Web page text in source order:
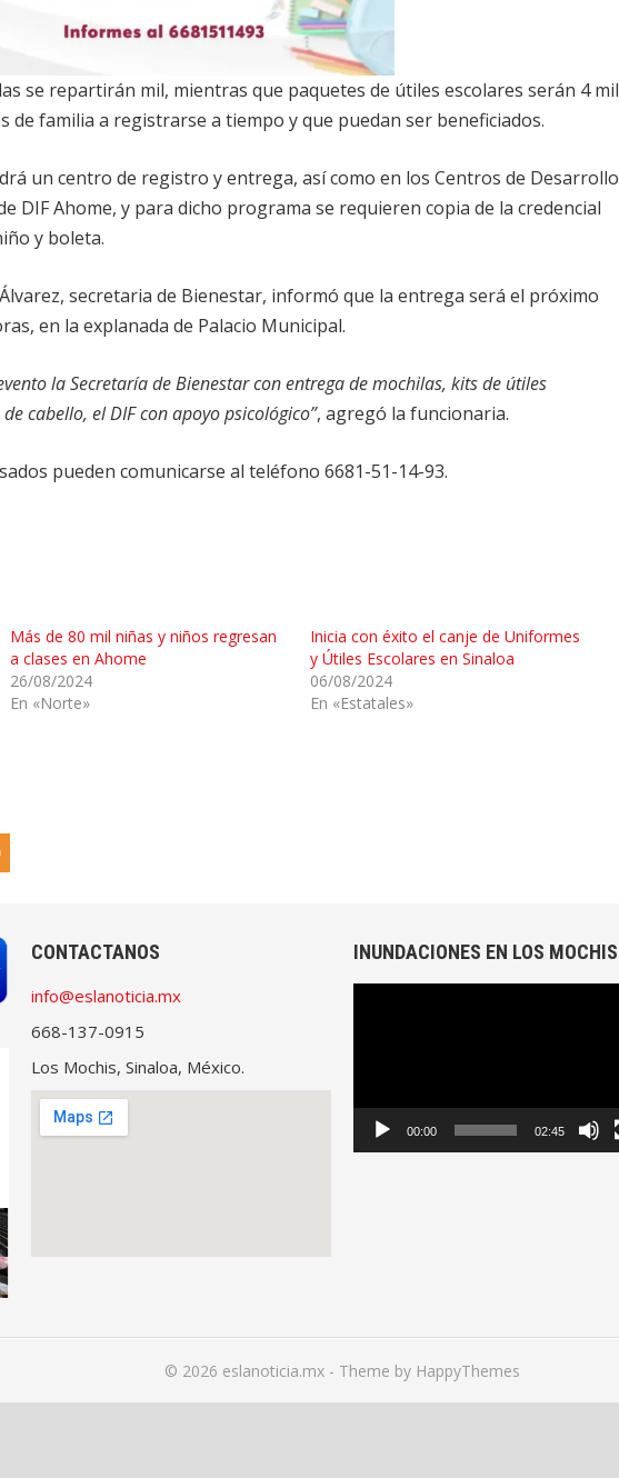
se repartirán mil, mientras que paquetes de útiles escolares serán 4 mil
de familia a registrarse a tiempo y que puedan ser beneficiados.
un centro de registro y entrega, así como en los Centros de Desarrollo
DIF Ahome, y para dicho programa se requieren copia de la credencial
y boleta.
secretaria de Bienestar, informó que la entrega será el próximo
en la explanada de Palacio Municipal.
la Secretaría de Bienestar con entrega de mochilas, kits de útiles
cabello, el DIF con apoyo psicológico”, agregó la funcionaria.
pueden comunicarse al teléfono 6681-51-14-93.
Más de 80 mil niñas y niños regresan
a clases en Ahome
26/08/2024
En «Norte»
Inicia con éxito el canje de Uniformes
y Útiles Escolares en Sinaloa
06/08/2024
En «Estatales»
CONTACTANOS
info@eslanoticia.mx
668-137-0915
Los Mochis, Sinaloa, México.
INUNDACIONES EN LOS MOCHIS
00:00 02:45
© 2026 eslanoticia.mx - Theme by HappyThemes